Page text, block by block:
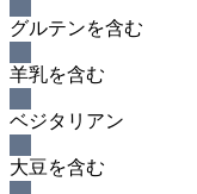
グルテンを含む
羊乳を含む
ベジタリアン
大豆を含む